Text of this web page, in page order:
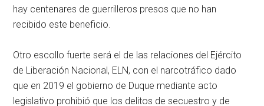
hay centenares de guerrilleros presos que no han
recibido este beneficio.
Otro escollo fuerte será el de las relaciones del Ejército
de Liberación Nacional, ELN, con el narcotráfico dado
que en 2019 el gobierno de Duque mediante acto
legislativo prohibió que los delitos de secuestro y de